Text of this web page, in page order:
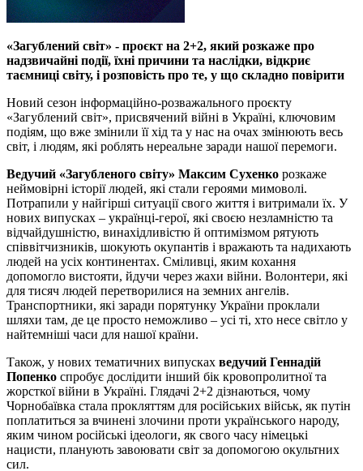
«Загублений світ» - проєкт на 2+2, який розкаже про
надзвичайні події, їхні причини та наслідки, відкриє
таємниці світу, і розповість про те, у що складно повірити
Новий сезон інформаційно-розважального проєкту
«Загублений світ», присвячений війні в Україні, ключовим
подіям, що вже змінили її хід та у нас на очах змінюють весь
світ, і людям, які роблять нереальне заради нашої перемоги.
Ведучий «Загубленого світу» Максим Сухенко розкаже
неймовірні історії людей, які стали героями мимоволі.
Потрапили у найгірші ситуації свого життя і витримали їх. У
нових випусках – українці-герої, які своєю незламністю та
відчайдушністю, винахідливістю й оптимізмом рятують
співвітчизників, шокують окупантів і вражають та надихають
людей на усіх континентах. Сміливці, яким кохання
допомогло вистояти, йдучи через жахи війни. Волонтери, які
для тисяч людей перетворилися на земних ангелів.
Транспортники, які заради порятунку України проклали
шляхи там, де це просто неможливо – усі ті, хто несе світло у
найтемніші часи для нашої країни.
Також, у нових тематичних випусках ведучий Геннадій
Попенко спробує дослідити інший бік кровопролитної та
жорсткої війни в Україні. Глядачі 2+2 дізнаються, чому
Чорнобаївка стала прокляттям для російських військ, як путін
поплатиться за вчинені злочини проти українського народу,
яким чином російські ідеологи, як свого часу німецькі
нацисти, планують завоювати світ за допомогою окультних
сил.